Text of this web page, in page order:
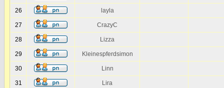
26 layla
27 CrazyC
28 Lizza
29 Kleinespferdsimon
30 Linn
31 Lira